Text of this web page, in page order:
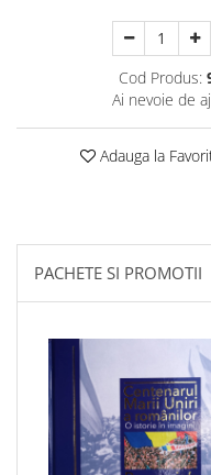
Cod Produs:
Ai nevoie de
Adauga la
PACHETE SI PROMOTII